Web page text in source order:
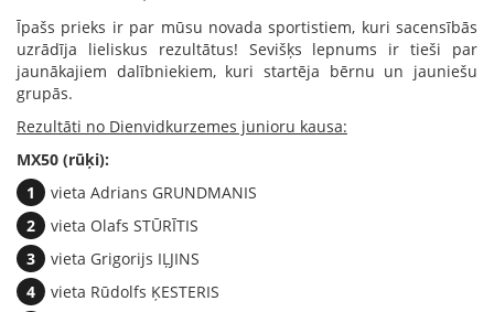
Īpašs prieks ir par mūsu novada sportistiem, kuri sacensībās
uzrādīja lieliskus rezultātus! Sevišķs lepnums ir tieši par
jaunākajiem dalībniekiem, kuri startēja bērnu un jauniešu
grupās.
Rezultāti no Dienvidkurzemes junioru kausa:
MX50 (rūķi):
vieta Adrians GRUNDMANIS
vieta Olafs STŪRĪTIS
vieta Grigorijs IĻJINS
vieta Rūdolfs ĶESTERIS